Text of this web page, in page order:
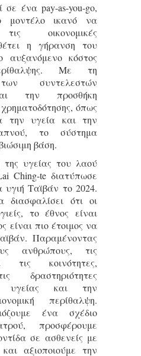
σε ένα pay-as-you-go,
μοντέλο ικανό να
τις οικονομικές
η γήρανση του
αυξανόμενο κόστος
Με τη
συντελεστών
την προσθήκη
όπως
την υγεία και την
το σύστημα
βάση.
υγείας του λαού
Ching-te διατύπωσε
Ταϊβάν το 2024.
διασφαλίσει ότι οι
το έθνος είναι
είναι πιο έτοιμος να
Παραμένοντας
ανθρώπους, τις
τις κοινότητες,
δραστηριότητες
υγείας και την
περίθαλψη.
ένα σχέδιο
προσφέρουμε
σε ασθενείς με
αξιοποιούμε την